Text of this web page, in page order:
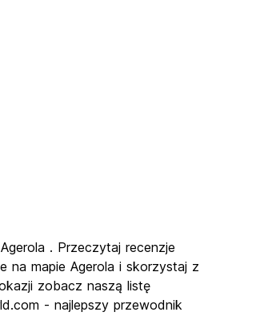
. Przeczytaj recenzje
na mapie Agerola i skorzystaj z
zobacz naszą listę
- najlepszy przewodnik